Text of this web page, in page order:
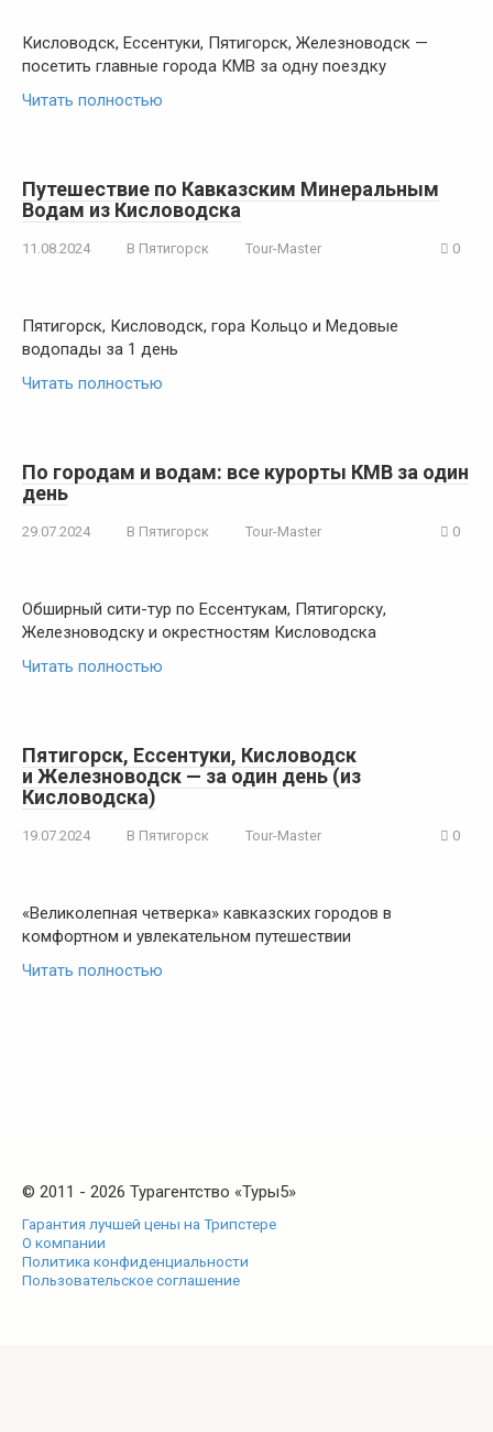
Кисловодск, Ессентуки, Пятигорск, Железноводск —
посетить главные города КМВ за одну поездку
Читать полностью
Путешествие по Кавказским Минеральным
Водам из Кисловодска
11.08.2024 В Пятигорск Tour-Master 0
Пятигорск, Кисловодск, гора Кольцо и Медовые
водопады за 1 день
Читать полностью
По городам и водам: все курорты КМВ за один
день
29.07.2024 В Пятигорск Tour-Master 0
Обширный сити-тур по Ессентукам, Пятигорску,
Железноводску и окрестностям Кисловодска
Читать полностью
Пятигорск, Ессентуки, Кисловодск
и Железноводск — за один день (из
Кисловодска)
19.07.2024 В Пятигорск Tour-Master 0
«Великолепная четверка» кавказских городов в
комфортном и увлекательном путешествии
Читать полностью
© 2011 - 2026 Турагентство «Туры5»
Гарантия лучшей цены на Трипстере
О компании
Политика конфиденциальности
Пользовательское соглашение